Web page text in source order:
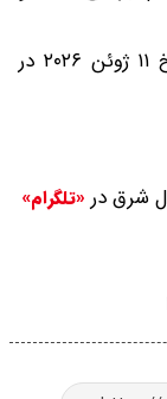
مسابقات جام جهانی فوتبال ۲۰۲۶ در تاریخ ۱۱ ژوئن ۲۰۲۶ در
شرق در «تلگرام»